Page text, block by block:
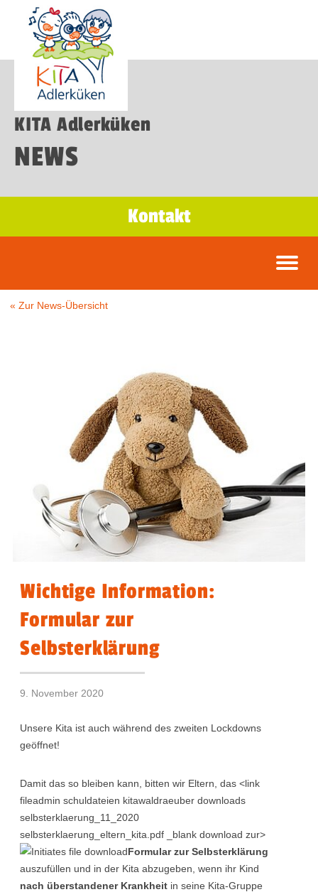
KITA Adlerküken
NEWS
Kontakt
« Zur News-Übersicht
Wichtige Information:
Formular zur
Selbsterklärung
9. November 2020
Unsere Kita ist auch während des zweiten Lockdowns
geöffnet!
Damit das so bleiben kann, bitten wir Eltern, das <link
fileadmin schuldateien kitawaldraeuber downloads
selbsterklaerung_11_2020
selbsterklaerung_eltern_kita.pdf _blank download zur>
Formular zur Selbsterklärung
auszufüllen und in der Kita abzugeben, wenn ihr Kind
nach überstandener Krankheit in seine Kita-Gruppe